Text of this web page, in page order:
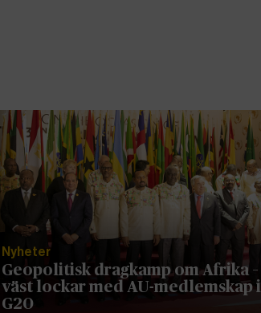
Nyheter
Geopolitisk dragkamp om Afrika –
väst lockar med AU-medlemskap i
G20